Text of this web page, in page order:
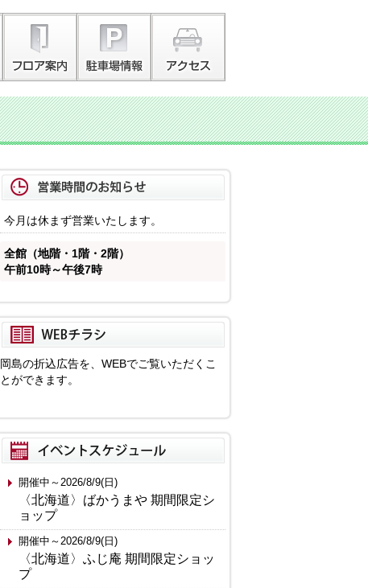
今月は休まず営業いたします。
全館（地階・1階・2階）
午前10時～午後7時
岡島の折込広告を、WEBでご覧いただくこ
とができます。
開催中～2026/8/9(日)
〈北海道〉ばかうまや 期間限定シ
ョップ
開催中～2026/8/9(日)
〈北海道〉ふじ庵 期間限定ショッ
プ